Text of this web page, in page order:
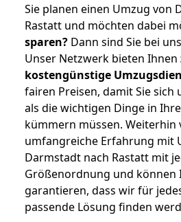
Sie planen einen Umzug von
Rastatt und möchten dabei
sparen? Dann sind Sie bei
Unser Netzwerk bieten Ihnen
kostengünstige
fairen Preisen, damit Sie sich
als die wichtigen Dinge in
kümmern müssen.
umfangreiche Erfahrung mit
Darmstadt nach Rastatt mit
Größenordnung und können
garantieren, dass wir für
passende Lösung finden